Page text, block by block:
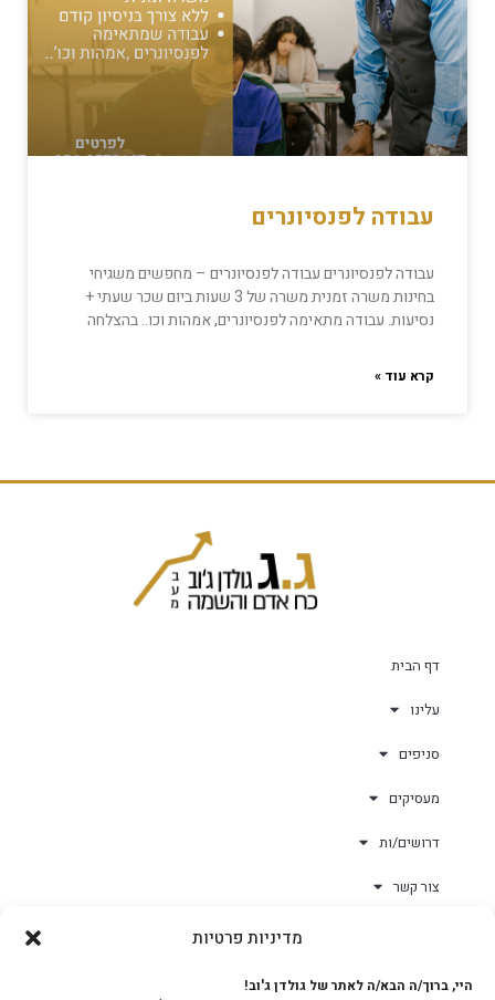
מדיניות פרטיות
היי, ברוך/ה הבא/ה לאתר של גולדן ג'וב!
עבודה לפנסיונרים
עבודה לפנסיונרים עבודה לפנסיונרים – מחפשים משגיחי
בחינות משרה זמנית משרה של 3 שעות ביום שכר שעתי +
נסיעות. עבודה מתאימה לפנסיונרים, אמהות וכו.. בהצלחה
קרא עוד »
דף הבית
עלינו
סניפים
מעסיקים
דרושים/ות
צור קשר